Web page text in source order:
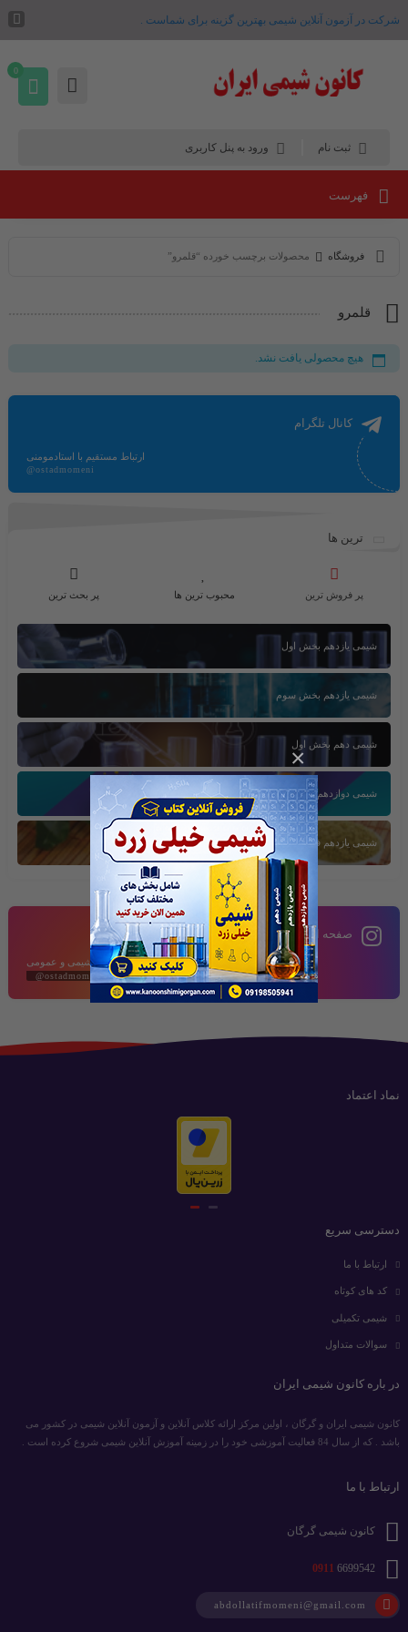
×
شرکت در آزمون آنلاین شیمی بهترین گزینه برای شماست .
ثبت نام ورود به پنل کاربری
0
فهرست
فروشگاه محصولات برچسب خورده “قلمرو”
قلمرو
هیچ محصولی یافت نشد.
کانال تلگرام
ارتباط مستقیم با استادمومنی
@ostadmomeni
ترین ها
پر فروش ترین محبوب ترین ها پر بحث ترین
شیمی یازدهم بخش اول
شیمی یازدهم بخش سوم
شیمی دهم بخش اول
شیمی دوازدهم بخش سوم
شیمی یازدهم فصل دوم
صفحه اینستاگرام
محتوای آموزشی شیمی و عمومی
@ostadmomeni2020
نماد اعتماد
دسترسی سریع
ارتباط با ما
کد های کوتاه
شیمی تکمیلی
سوالات متداول
در باره کانون شیمی ایران
کانون شیمی ایران و گرگان ، اولین مرکز ارائه کلاس آنلاین و آزمون آنلاین شیمی در کشور می
باشد . که از سال 84 فعالیت آموزشی خود را در زمینه آموزش آنلاین شیمی شروع کرده است .
ارتباط با ما
کانون شیمی گرگان
0911 6699542
abdollatifmomeni@gmail.com